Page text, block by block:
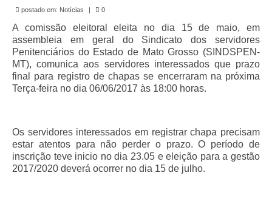
Serviços prestados pelo Sindicato dos
Servidores Penitenciários de Mato Grosso
Filie-se
Notícias Gerais
Esportes
Nota de Falecimento
postado em: Notícias | 0
A comissão eleitoral eleita no dia 15 de maio, em
assembleia em geral do Sindicato dos servidores
Penitenciários do Estado de Mato Grosso (SINDSPEN-
MT), comunica aos servidores interessados que prazo
final para registro de chapas se encerraram na próxima
Terça-feira no dia 06/06/2017 às 18:00 horas.
Os servidores interessados em registrar chapa precisam
estar atentos para não perder o prazo. O período de
inscrição teve inicio no dia 23.05 e eleição para a gestão
2017/2020 deverá ocorrer no dia 15 de julho.